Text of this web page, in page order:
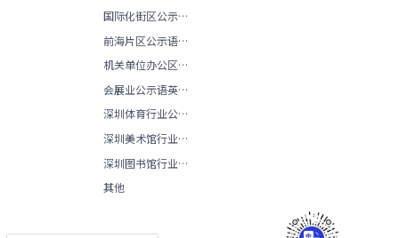
国际化街区公示语英文译写
前海片区公示语英文译写
机关单位办公区域公示语英文译写
会展业公示语英文译写
深圳体育行业公示语中英文手册
深圳美术馆行业公示语中英文手册
深圳图书馆行业公示语中英文手册
其他